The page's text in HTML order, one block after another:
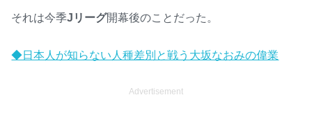
それは今季Jリーグ開幕後のことだった。
◆日本人が知らない人種差別と戦う大坂なおみの偉業
Advertisement